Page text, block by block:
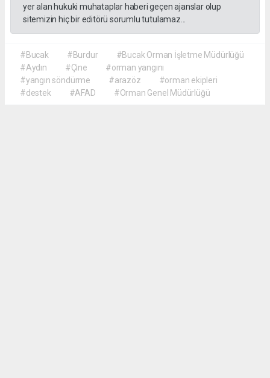
yer alan hukuki muhataplar haberi geçen ajanslar olup
sitemizin hiç bir editörü sorumlu tutulamaz...
#Bucak #Burdur
#Bucak Orman İşletme Müdürlüğü
#Aydın
#Çine
#orman yangını
#yangın söndürme
#arazöz
#orman ekipleri
#destek
#AFAD #Orman Genel Müdürlüğü